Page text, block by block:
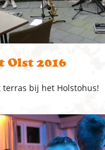
Olst 2016
terras bij het Holstohus!